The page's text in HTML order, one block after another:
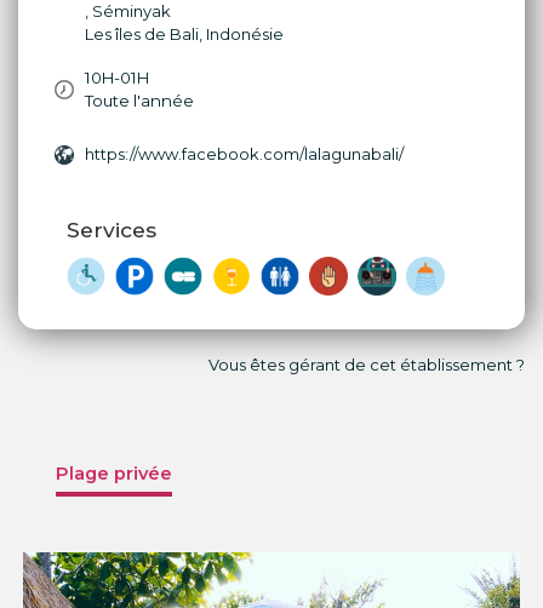
Séminyak
Les îles de Bali Indonésie
10H-01H
Toute l'année
https://www.facebook.com/lalagunabali/
Services
Vous êtes gérant de cet établissement ?
Plage privée